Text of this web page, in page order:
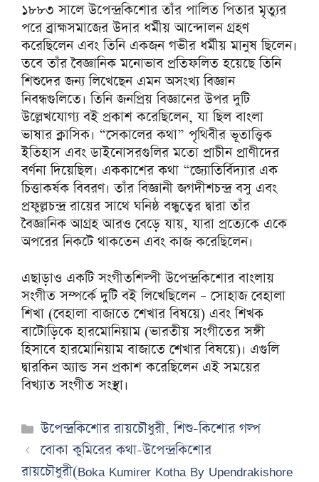
১৮৮৩ সালে উপেন্দ্রকিশোর তাঁর পালিত পিতার মৃত্যুর
পরে ব্রাহ্মসমাজের উদার ধর্মীয় আন্দোলন গ্রহণ
করেছিলেন এবং তিনি একজন গভীর ধর্মীয় মানুষ ছিলেন।
তবে তাঁর বৈজ্ঞানিক মনোভাব প্রতিফলিত হয়েছে তিনি
শিশুদের জন্য লিখেছেন এমন অসংখ্য বিজ্ঞান
নিবন্ধগুলিতে। তিনি জনপ্রিয় বিজ্ঞানের উপর দুটি
উল্লেখযোগ্য বই প্রকাশ করেছিলেন, যা ছিল বাংলা
ভাষার ক্লাসিক। “সেকালের কথা” পৃথিবীর ভূতাত্ত্বিক
ইতিহাস এবং ডাইনোসরগুলির মতো প্রাচীন প্রাণীদের
বর্ণনা দিয়েছিল। এককাশের কথা “জ্যোতির্বিদ্যার এক
চিত্তাকর্ষক বিবরণ। তাঁর বিজ্ঞানী জগদীশচন্দ্র বসু এবং
প্রফুল্লচন্দ্র রায়ের সাথে ঘনিষ্ঠ বন্ধুত্বের দ্বারা তাঁর
বৈজ্ঞানিক আগ্রহ আরও বেড়ে যায়, যারা প্রত্যেকে একে
অপরের নিকটে থাকতেন এবং কাজ করেছিলেন।
এছাড়াও একটি সংগীতশিল্পী উপেন্দ্রকিশোর বাংলায়
সংগীত সম্পর্কে দুটি বই লিখেছিলেন – সোহাজ বেহালা
শিখা (বেহালা বাজাতে শেখার বিষয়ে) এবং শিখক
বাটোড়িকে হারমোনিয়াম (ভারতীয় সংগীতের সঙ্গী
হিসাবে হারমোনিয়াম বাজাতে শেখার বিষয়ে)। এগুলি
দ্বারকিন অ্যান্ড সন প্রকাশ করেছিলেন এই সময়ের
বিখ্যাত সংগীত সংস্থা।
Categories
উপেন্দ্রকিশোর রায়চৌধুরী,শিশু-কিশোর গল্প
বোকা কুমিরের কথা-উপেন্দ্রকিশোর
রায়চৌধুরী(Boka Kumirer Kotha By Upendrakishore